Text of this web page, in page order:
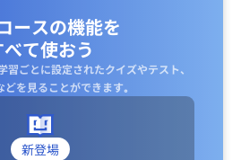
ースの機能を
べて使おう
習ごとに設定されたクイズやテスト、
どを見ることができます｡
新登場